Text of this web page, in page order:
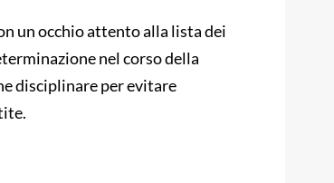
un occhio attento alla lista dei
nel corso della
disciplinare per evitare